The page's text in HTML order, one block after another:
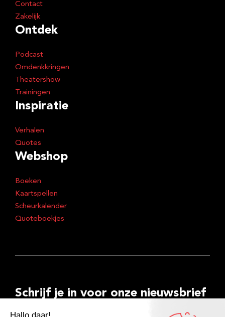
Contact
Zakelijk
Ontdek
Podcast
Omdenkkringen
Theatershow
Trainingen
Inspiratie
Verhalen
Quotes
Webshop
Boeken
Kaartspellen
Scheurkalender
Quoteboekjes
Schrijf je in voor onze nieuwsbrief